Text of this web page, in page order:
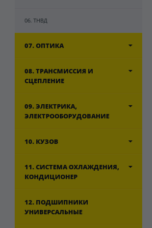
06. ТНВД
07. ОПТИКА
08. ТРАНСМИССИЯ И
СЦЕПЛЕНИЕ
09. ЭЛЕКТРИКА,
ЭЛЕКТРООБОРУДОВАНИЕ
10. КУЗОВ
11. СИСТЕМА ОХЛАЖДЕНИЯ,
КОНДИЦИОНЕР
12. ПОДШИПНИКИ
УНИВЕРСАЛЬНЫЕ